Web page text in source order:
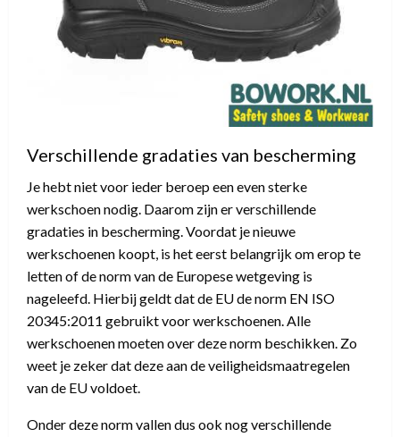
Verschillende gradaties van bescherming
Je hebt niet voor ieder beroep een even sterke
werkschoen nodig. Daarom zijn er verschillende
gradaties in bescherming. Voordat je nieuwe
werkschoenen koopt, is het eerst belangrijk om erop te
letten of de norm van de Europese wetgeving is
nageleefd. Hierbij geldt dat de EU de norm EN ISO
20345:2011 gebruikt voor werkschoenen. Alle
werkschoenen moeten over deze norm beschikken. Zo
weet je zeker dat deze aan de veiligheidsmaatregelen
van de EU voldoet.
Onder deze norm vallen dus ook nog verschillende